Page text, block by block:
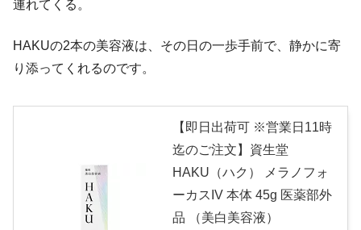
連れてくる。
HAKUの2本の美容液は、その日の一歩手前で、静かに寄
り添ってくれるのです。
【即日出荷可 ※営業日11時
迄のご注文】資生堂
HAKU（ハク） メラノフォ
ーカスIV 本体 45g 医薬部外
品 （美白美容液）